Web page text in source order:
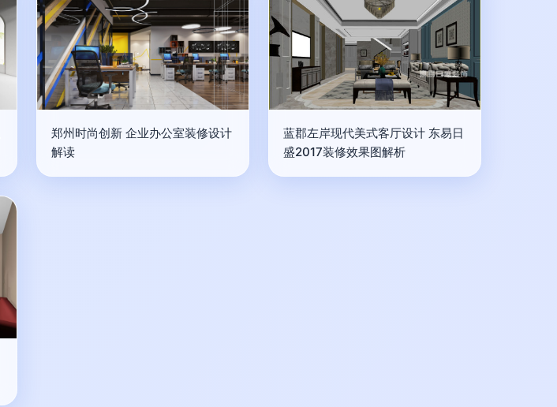
郑州时尚创新 企业办公室装修设计
解读
蓝郡左岸现代美式客厅设计 东易日
盛2017装修效果图解析